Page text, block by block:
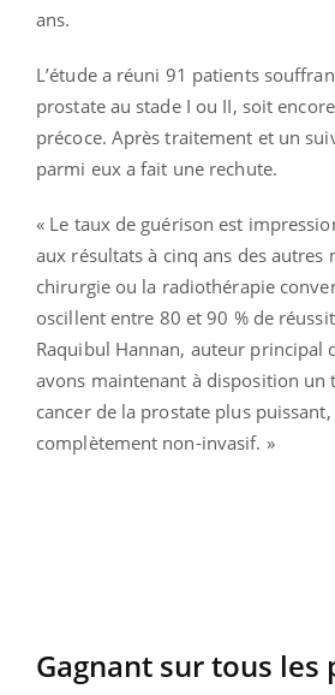
ans.
L’étude a réuni 91 patients
prostate au stade I ou II, soit
précoce. Après traitement et un
parmi eux a fait une rechute.
« Le taux de guérison est
aux résultats à cinq ans des autres
chirurgie ou la radiothérapie
oscillent entre 80 et 90 % de
Raquibul Hannan, auteur principal
avons maintenant à disposition un
cancer de la prostate plus
complètement non-invasif. »
Gagnant sur tous les